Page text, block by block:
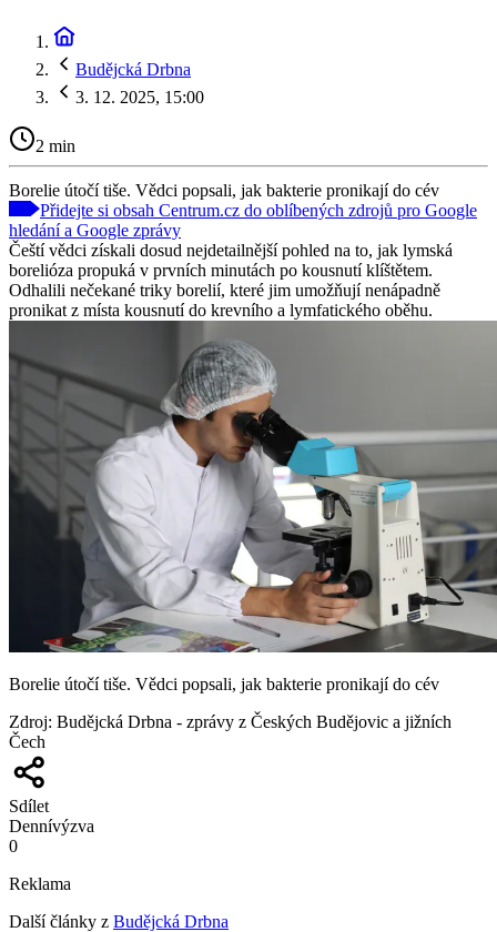
Budějcká Drbna
3. 12. 2025, 15:00
2 min
Borelie útočí tiše. Vědci popsali, jak bakterie pronikají do cév
Přidejte si obsah Centrum.cz do oblíbených zdrojů pro Google
hledání a Google zprávy
Čeští vědci získali dosud nejdetailnější pohled na to, jak lymská
borelióza propuká v prvních minutách po kousnutí klíštětem.
Odhalili nečekané triky borelií, které jim umožňují nenápadně
pronikat z místa kousnutí do krevního a lymfatického oběhu.
Borelie útočí tiše. Vědci popsali, jak bakterie pronikají do cév
Zdroj: Budějcká Drbna - zprávy z Českých Budějovic a jižních
Čech
Sdílet
Dennívýzva
0
Reklama
Další články z Budějcká Drbna